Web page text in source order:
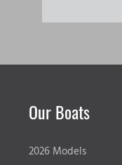
Our Boats
2026 Models